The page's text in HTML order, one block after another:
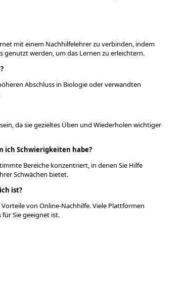
mit einem Nachhilfelehrer zu verbinden, indem
werden, um das Lernen zu erleichtern.
Abschluss in Biologie oder verwandten
da sie gezieltes Üben und Wiederholen wichtiger
ich Schwierigkeiten habe?
Bereiche konzentriert, in denen Sie Hilfe
Schwächen bietet.
ist?
von Online-Nachhilfe. Viele Plattformen
Sie geeignet ist.